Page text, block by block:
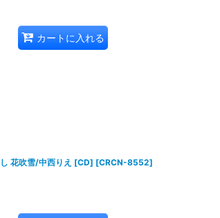
カートに入れる
花吹雪/中西りえ [CD] [CRCN-8552]